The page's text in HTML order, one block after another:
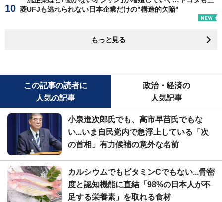
菱UFJも逃れられない日本企業だけの"構造的欠陥"
もっと見る
この記事の読者に
人気の記事
政治・経済の
人気記事
小泉進次郎氏でも、高市早苗氏でもな
い...いま自民党内で急浮上している「次
の首相」有力候補の意外な名前
カルシウムでもビタミンCでもない...骨密
度と認知機能に直結「98%の日本人が不
足する栄養素」を取れる食材